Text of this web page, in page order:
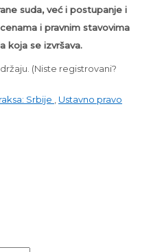
suda, već i postupanje i
i pravnim stavovima
koja se izvršava.
(Niste registrovani?
Srbije
Ustavno pravo